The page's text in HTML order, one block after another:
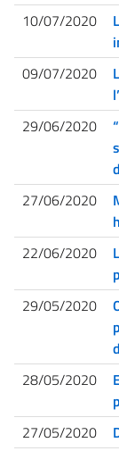
10/07/2020
09/07/2020
29/06/2020
27/06/2020
22/06/2020
29/05/2020
28/05/2020
27/05/2020